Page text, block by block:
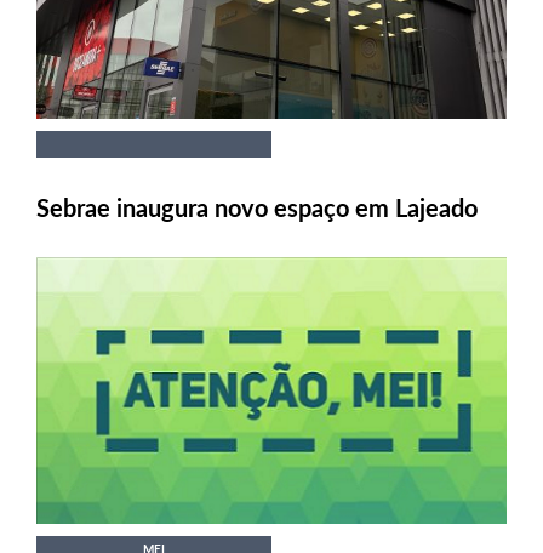
Sebrae inaugura novo espaço em Lajeado
MEI